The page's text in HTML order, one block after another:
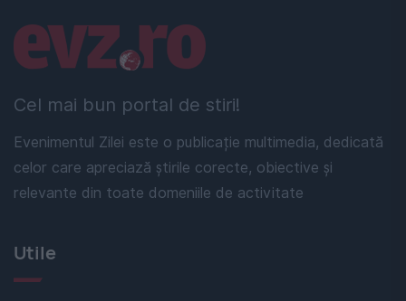
Cel mai bun portal de stiri!
Evenimentul Zilei este o publicație multimedia, dedicată
celor care apreciază știrile corecte, obiective și
relevante din toate domeniile de activitate
Linkuri utile
Utile